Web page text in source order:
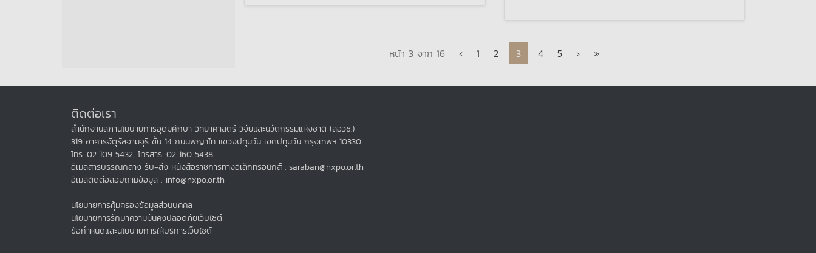
หน้า 3 จาก 16 ‹ Page
1 Page
2 Current Page
3 Page
4 Page
5 › »
ติดต่อเรา
สำนักงานสภานโยบายการอุดมศึกษา วิทยาศาสตร์ วิจัยและนวัตกรรมแห่งชาติ (สอวช.)
319 อาคารจัตุรัสจามจุรี ชั้น 14 ถนนพญาไท แขวงปทุมวัน เขตปทุมวัน กรุงเทพฯ 10330
โทร. 02 109 5432, โทรสาร. 02 160 5438
อีเมลสารบรรณกลาง รับ-ส่ง หนังสือราชการทางอิเล็กทรอนิกส์ : saraban@nxpo.or.th
อีเมลติดต่อสอบถามข้อมูล : info@nxpo.or.th
นโยบายการคุ้มครองข้อมูลส่วนบุคคล
นโยบายการรักษาความมั่นคงปลอดภัยเว็บไซต์
ข้อกำหนดและนโยบายการให้บริการเว็บไซต์